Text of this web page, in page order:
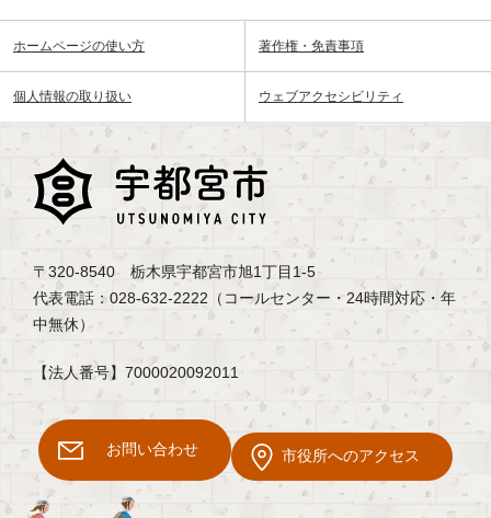
ホームページの使い方 著作権・免責事項
個人情報の取り扱い ウェブアクセシビリティ
〒320-8540 栃木県宇都宮市旭1丁目1-5
代表電話：028-632-2222（コールセンター・24時間対応・年
中無休）
【法人番号】7000020092011
お問い合わせ 市役所へのアクセス